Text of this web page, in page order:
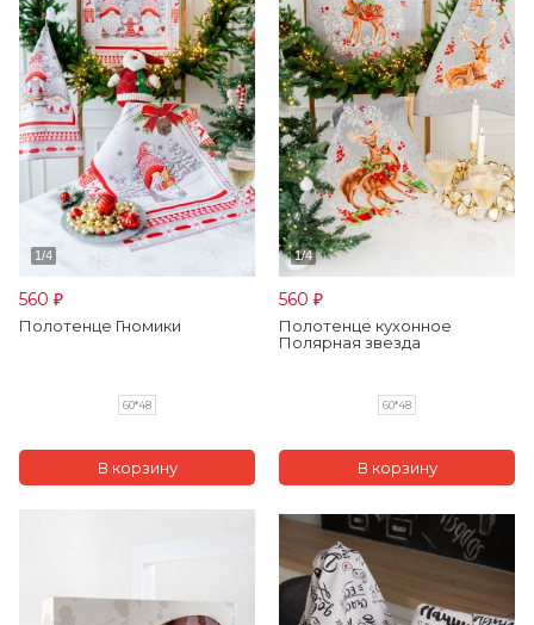
560 ₽
Полотенце Гномики
60*48
560 ₽
Полотенце кухонное
Полярная звезда
60*48